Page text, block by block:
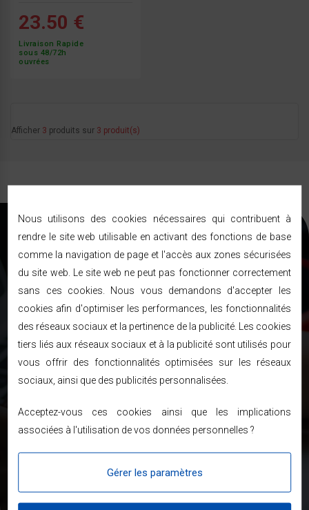
23.50 €
Livraison Rapide
sous 48/72h
ouvrées
Afficher 3 produits sur 3 produit(s)
BRICODISCOUNT
RESTEZ INFORMÉ !
RECEVEZ NOS MEILLEURES PROMOTIONS ET
TOUTES LES NOUVEAUTÉS
Les informations recueillies sur ce formulaire sont enregistrées
clients et prospects. En soumettant ce formulaire, vous
acceptez que les informations saisies soient exploitées dans le
cadre de votre demande de contact et de la relation commerciale
qui pourrait en découler. Pour connaitre et exercer vos droits,
veuillez consulter notrepolitique de confidentialité.
Nous utilisons des cookies nécessaires qui contribuent à
rendre le site web utilisable en activant des fonctions de base
comme la navigation de page et l'accès aux zones sécurisées
du site web. Le site web ne peut pas fonctionner correctement
sans ces cookies. Nous vous demandons d'accepter les
cookies afin d'optimiser les performances, les fonctionnalités
des réseaux sociaux et la pertinence de la publicité. Les cookies
tiers liés aux réseaux sociaux et à la publicité sont utilisés pour
vous offrir des fonctionnalités optimisées sur les réseaux
sociaux, ainsi que des publicités personnalisées.
Acceptez-vous ces cookies ainsi que les implications
associées à l'utilisation de vos données personnelles ?
Gérer les paramètres